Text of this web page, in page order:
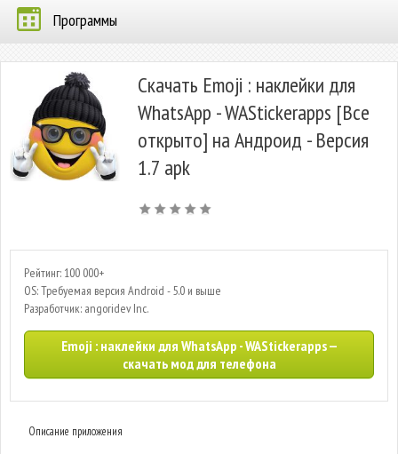
Программы
Скачать Emoji : наклейки для
WhatsApp - WAStickerapps [Все
открыто] на Андроид - Версия
1.7 apk
Рейтинг: 100 000+
OS: Требуемая версия Android - 5.0 и выше
Разработчик: angoridev Inc.
Emoji : наклейки для WhatsApp - WAStickerapps —
скачать мод для телефона
Описание приложения